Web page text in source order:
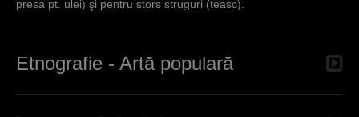
r
presa pt. ulei) şi pentru stors struguri (teasc).
Etnografie - Artă populară